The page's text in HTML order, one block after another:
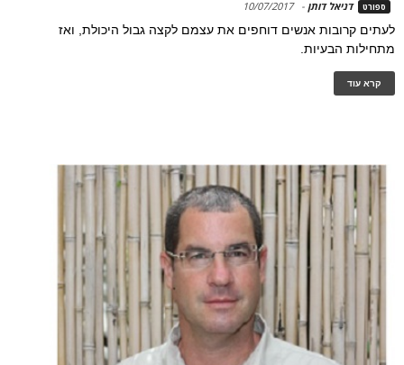
ספורט דניאל דותן -
10/07/2017
לעתים קרובות אנשים דוחפים את עצמם לקצה גבול היכולת, ואז
מתחילות הבעיות.
קרא עוד